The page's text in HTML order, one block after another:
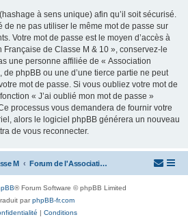
à sens unique) afin qu’il soit sécurisé.
de ne pas utiliser le même mot de passe sur
Votre mot de passe est le moyen d’accès à
Française de Classe M & 10 », conservez-le
une personne affiliée de « Association
de phpBB ou une d’une tierce partie ne peut
mot de passe. Si vous oubliez votre mot de
« J’ai oublié mon mot de passe »
processus vous demandera de fournir votre
alors le logiciel phpBB générera un nouveau
de vous reconnecter.
M Forum de l'Association Française de Classe M
® Forum Software © phpBB Limited
parphpBB-fr.com
| Conditions